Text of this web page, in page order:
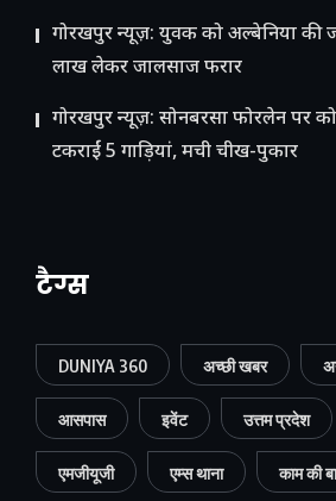
गोरखपुर न्यूज़: युवक को अल्बेनिया की
लाख लेकर जालसाज फरार
गोरखपुर न्यूज़: सोनबरसा फोरलेन पर
टकराईं 5 गाड़ियां, मची चीख-पुकार
टैग्स
DUNIYA 360 अच्छी खबर
आसपास इवेंट उत्तम प्रदेश
एमजीयूजी एम्स थाना काम की